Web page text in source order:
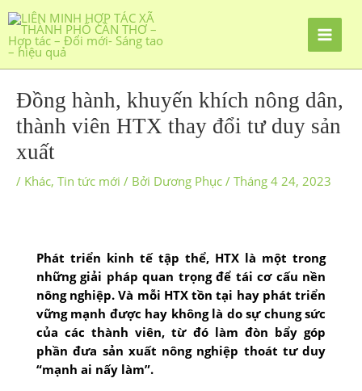
Đồng hành, khuyến khích nông dân,
thành viên HTX thay đổi tư duy sản
xuất
/ Khác, Tin tức mới / Bởi Dương Phục / Tháng 4 24, 2023
Phát triển kinh tế tập thể, HTX là một trong
những giải pháp quan trọng để tái cơ cấu nền
nông nghiệp. Và mỗi HTX tồn tại hay phát triển
vững mạnh được hay không là do sự chung sức
của các thành viên, từ đó làm đòn bẩy góp
phần đưa sản xuất nông nghiệp thoát tư duy
“mạnh ai nấy làm”.